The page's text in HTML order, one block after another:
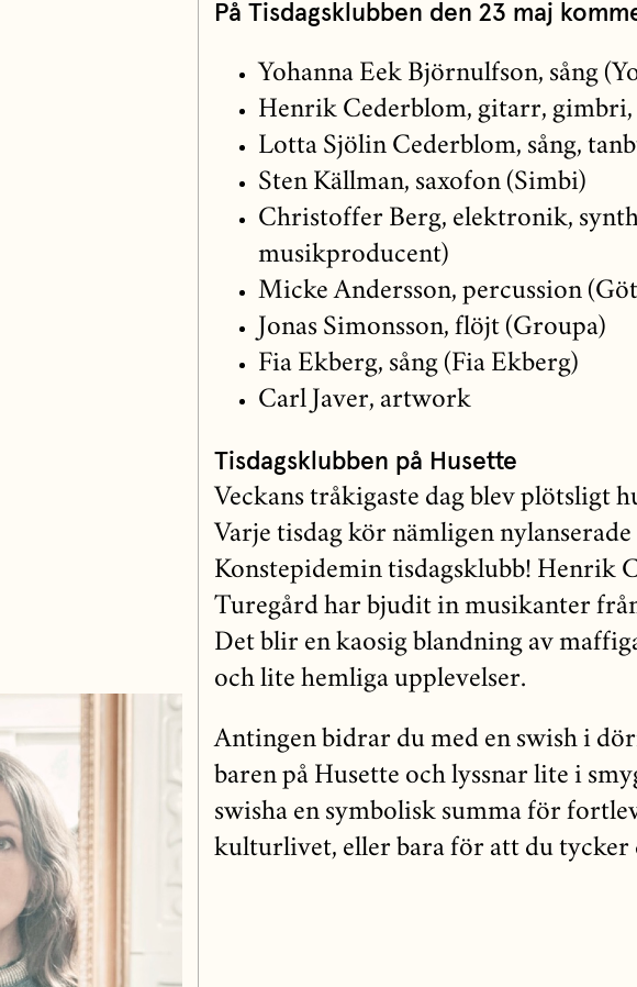
På Tisdagsklubben den 23 maj
Yohanna Eek Björnulfson, sång
Henrik Cederblom, gitarr, gimbri,
Lotta Sjölin Cederblom, sång,
Sten Källman, saxofon (Simbi)
Christoffer Berg, elektronik,
musikproducent)
Micke Andersson, percussion
Jonas Simonsson, flöjt (Groupa)
Fia Ekberg, sång (Fia Ekberg)
Carl Javer, artwork
Tisdagsklubben på Husette
Veckans tråkigaste dag blev plötsligt
Varje tisdag kör nämligen
Konstepidemin tisdagsklubb! Henrik
Turegård har bjudit in musikanter
Det blir en kaosig blandning av
och lite hemliga upplevelser.
Antingen bidrar du med en swish i
baren på Husette och lyssnar lite i
swisha en symbolisk summa för
kulturlivet, eller bara för att du tycker